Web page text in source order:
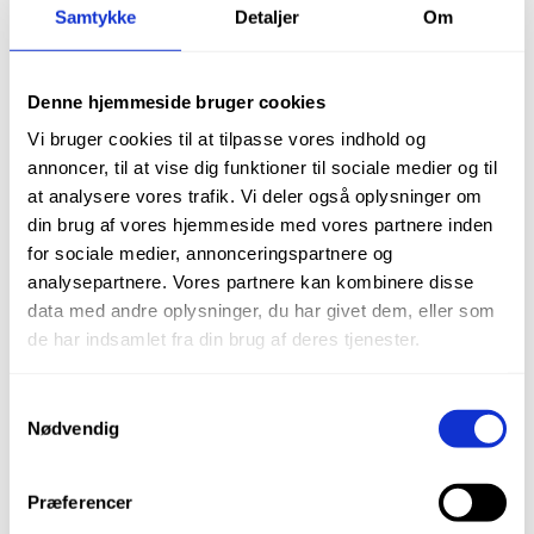
Samtykke Detaljer Om
Denne hjemmeside bruger cookies
Vi bruger cookies til at tilpasse vores indhold og
annoncer, til at vise dig funktioner til sociale medier og til
at analysere vores trafik. Vi deler også oplysninger om
din brug af vores hjemmeside med vores partnere inden
for sociale medier, annonceringspartnere og
analysepartnere. Vores partnere kan kombinere disse
data med andre oplysninger, du har givet dem, eller som
de har indsamlet fra din brug af deres tjenester.
Nødvendig
Præferencer
Autoklavepapir i rulle, 10 cm x 200 m, 1
stk.
kr.240,00
TILFØJ TIL KURV